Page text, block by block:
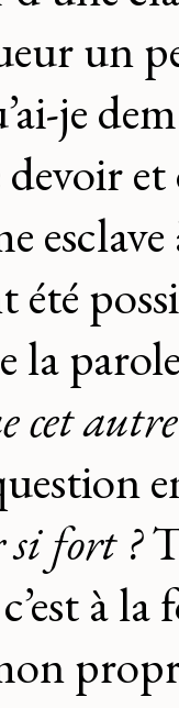
un
je
été
la
cet
fort ?
à